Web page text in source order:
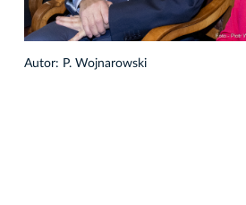
Autor: P. Wojnarowski